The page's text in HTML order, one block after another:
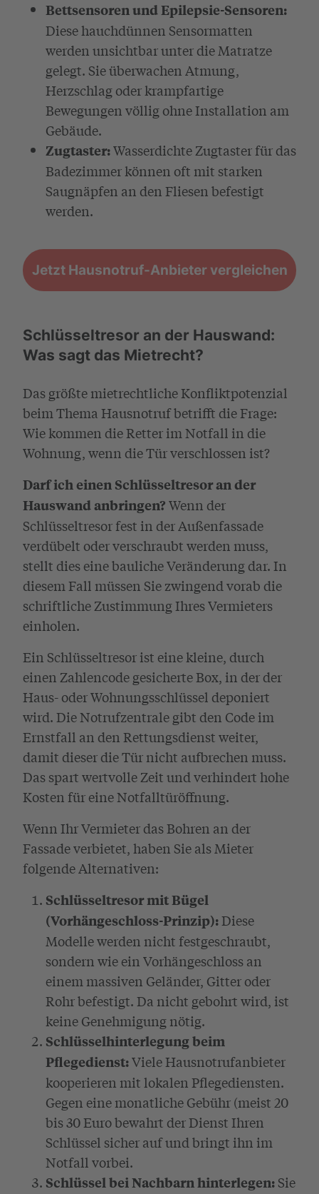
Bettsensoren und Epilepsie-Sensoren:
Diese hauchdünnen Sensormatten
werden unsichtbar unter die Matratze
gelegt. Sie überwachen Atmung,
Herzschlag oder krampfartige
Bewegungen völlig ohne Installation am
Gebäude.
Zugtaster:Wasserdichte Zugtaster für das
Badezimmer können oft mit starken
Saugnäpfen an den Fliesen befestigt
werden.
Jetzt Hausnotruf-Anbieter vergleichen
Schlüsseltresor an der Hauswand:
Was sagt das Mietrecht?
Das größte mietrechtliche Konfliktpotenzial
beim Thema Hausnotruf betrifft die Frage:
Wie kommen die Retter im Notfall in die
Wohnung, wenn die Tür verschlossen ist?
Darf ich einen Schlüsseltresor an der
Hauswand anbringen? Wenn der
Schlüsseltresor fest in der Außenfassade
verdübelt oder verschraubt werden muss,
stellt dies eine bauliche Veränderung dar. In
diesem Fall müssen Sie zwingend vorab die
schriftliche Zustimmung Ihres Vermieters
einholen.
Ein Schlüsseltresor ist eine kleine, durch
einen Zahlencode gesicherte Box, in der der
Haus- oder Wohnungsschlüssel deponiert
wird. Die Notrufzentrale gibt den Code im
Ernstfall an den Rettungsdienst weiter,
damit dieser die Tür nicht aufbrechen muss.
Das spart wertvolle Zeit und verhindert hohe
Kosten für eine Notfalltüröffnung.
Wenn Ihr Vermieter das Bohren an der
Fassade verbietet, haben Sie als Mieter
folgende Alternativen:
Schlüsseltresor mit Bügel
(Vorhängeschloss-Prinzip):Diese
Modelle werden nicht festgeschraubt,
sondern wie ein Vorhängeschloss an
einem massiven Geländer, Gitter oder
Rohr befestigt. Da nicht gebohrt wird, ist
keine Genehmigung nötig.
Schlüsselhinterlegung beim
Pflegedienst:Viele Hausnotrufanbieter
kooperieren mit lokalen Pflegediensten.
Gegen eine monatliche Gebühr (meist 20
bis 30 Euro bewahrt der Dienst Ihren
Schlüssel sicher auf und bringt ihn im
Notfall vorbei.
Schlüssel bei Nachbarn hinterlegen: Sie